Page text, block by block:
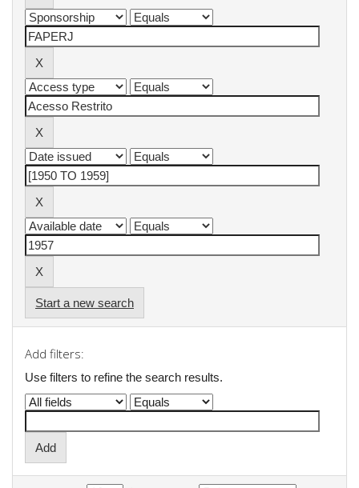
Start a new search
Add filters:
Use filters to refine the search results.